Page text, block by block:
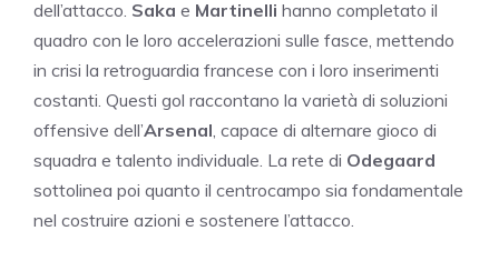
dell’attacco. Saka e Martinelli hanno completato il
quadro con le loro accelerazioni sulle fasce, mettendo
in crisi la retroguardia francese con i loro inserimenti
costanti. Questi gol raccontano la varietà di soluzioni
offensive dell’Arsenal , capace di alternare gioco di
squadra e talento individuale. La rete di Odegaard
sottolinea poi quanto il centrocampo sia fondamentale
nel costruire azioni e sostenere l’attacco.